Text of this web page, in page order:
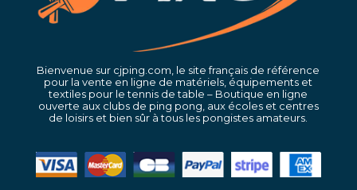
Bienvenue sur cjping.com, le site français de référence
pour la vente en ligne de matériels, équipements et
textiles pour le tennis de table – Boutique en ligne
ouverte aux clubs de ping pong, aux écoles et centres
de loisirs et bien sûr à tous les pongistes amateurs.